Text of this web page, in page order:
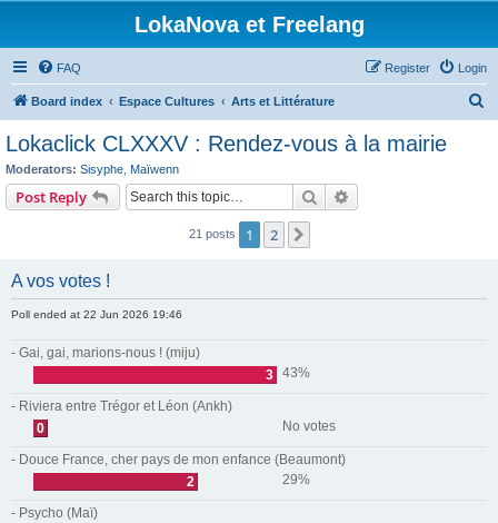
LokaNova et Freelang
FAQ Login
Register
Board index Espace Cultures Arts et Littérature
Lokaclick CLXXXV : Rendez-vous à la mairie
Moderators: Sisyphe Maïwenn
Post Reply Search
21 posts 1 2
A vos votes !
Poll ended at 22 Jun 2026 19:46
- Gai, gai, marions-nous ! (miju)
3 43%
- Riviera entre Trégor et Léon (Ankh)
0
No votes
- Douce France, cher pays de mon enfance (Beaumont)
2
29%
- Psycho (Maï)